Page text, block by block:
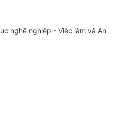
ục nghề nghiệp - Việc làm và An